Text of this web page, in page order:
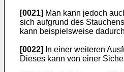
[0021] Man kann jedoch
sich aufgrund des
kann beispielsweise
[0022]
In einer weiteren
Dieses kann von einer